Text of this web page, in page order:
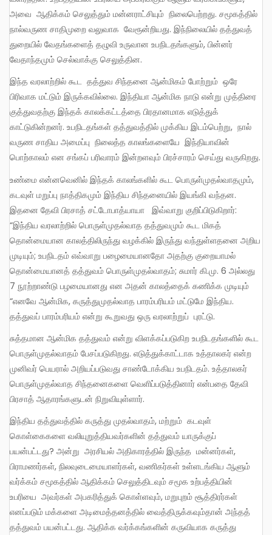
அவை ஆதிக்கம் செலுத்தும் மன்னராட்சியும் நிலைபெற்றது. சமூகத்தில்
நால்வருண சாதிமுறை வலுவாக வேரூன்றியது. இந்நிலையில் தத்துவத்
துறையில் வேதங்களைத் தழுவி உருவான உபநிடதங்களும், பின்னர்
வேதாந்தமும் செல்வாக்கு செலுத்தின.
இந்த வரலாற்றில் கூட தத்துவ சிந்தனை ஆன்மிகம் போற்றும் ஒரே
பிரிவாக மட்டும் இருக்கவில்லை. இந்தியா ஆன்மிக நாடு என்று முத்திரை
குத்துவதற்கு இந்தக் காலக்கட்டத்தை பிரதானமாக எடுத்துக்
காட்டுகின்றனர். உபநிடதங்கள் தத்துவத்தில் முக்கிய இடம்பெற்று, நால்
வருண சாதிய அமைப்பு நிலைத்த காலங்களையே இந்தியாவின்
பொற்காலம் என சங்கப் பரிவாரம் இன்றளவும் பிரச்சாரம் செய்து வருகிறது.
உண்மை என்னவெனில் இந்தக் காலங்களில் கூட பொருள்முதல்வாதமும்,
கடவுள் மறுப்பு நாத்திகமும் இந்திய சிந்தனையில் இயங்கி வந்தன.
இதனை தேவி பிரசாத் சட்டோபாத்யாயா இவ்வாறு குறிப்பிடுகிறார்:
“இந்திய வரலாற்றில் பொருள்முதல்வாத தத்துவமும் கூட மிகத்
தொன்மையான காலத்திலிருந்து வழக்கில் இருந்து வந்துள்ளதனை அறிய
முடியும்; உபநிடதம் எவ்வாறு பழைமையானதோ அதற்கு குறையாமல்
தொன்மையானத் தத்துவம் பொருள்முதல்வாதம்; சுமார் கி.மு. 6 அல்லது
7 நூற்றாண்டு பழமையானது என அதன் காலத்தைக் கணிக்க முடியும்
“எனவே ஆன்மிக, கருத்துமுதல்வாத பாரம்பரியம் மட்டுமே இந்திய.
தத்துவப் பாரம்பரியம் என்று கூறுவது ஒரு வரலாற்றுப் புரட்டு.
சுத்தமான ஆன்மிக தத்துவம் என்று விளக்கப்படுகிற உபநிடதங்களில் கூட
பொருள்முதல்வாதம் பேசப்படுகிறது. எடுத்துக்காட்டாக உத்தாலகர் என்ற
முனிவர் பெயரால் அறியப்படுவது சாண்டோக்கிய உபநிடதம். உத்தாலகர்
பொருள்முதல்வாத சிந்தனைகளை வெளிப்படுத்தினார் என்பதை தேவி
பிரசாத் ஆதாரங்களுடன் நிறுவியுள்ளார்.
இந்திய தத்துவத்தில் கருத்து முதல்வாதம், மற்றும் கடவுள்
கொள்கைகளை வலியுறுத்தியவர்களின் தத்துவம் யாருக்குப்
பயன்பட்டது? அன்று அரசியல் அதிகாரத்தில் இருந்த மன்னர்கள்,
பிராமணர்கள், நிலவுடைமையாளர்கள், வணிகர்கள் உள்ளடங்கிய ஆளும்
வர்க்கம் சமூகத்தில் ஆதிக்கம் செலுத்திடவும் சமூக உற்பத்தியின்
உபரியை அவர்கள் அபகரித்துக் கொள்ளவும், மறுபுறம் சூத்திரர்கள்
எனப்படும் மக்களை அடிமைத்தனத்தில் வைத்திருக்கவும்தான் அந்தத்
தத்துவம் பயன்பட்டது. ஆதிக்க வர்க்கங்களின் கருவியாக கருத்து